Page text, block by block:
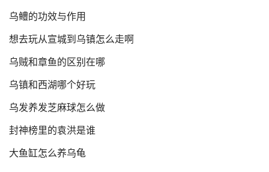
乌鳢的功效与作用
想去玩从宣城到乌镇怎么走啊
乌贼和章鱼的区别在哪
乌镇和西湖哪个好玩
乌发养发芝麻球怎么做
封神榜里的袁洪是谁
大鱼缸怎么养乌龟